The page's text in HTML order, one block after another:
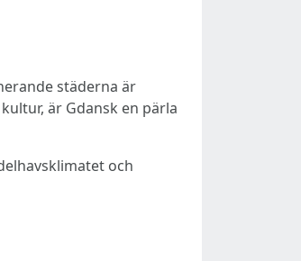
städerna är
är Gdansk en pärla
och